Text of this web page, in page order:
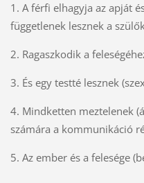
1. A férfi elhagyja az apját
függetlenek lesznek a
2. Ragaszkodik a
3. És egy testté lesznek
4. Mindketten meztelenek
számára a kommunikáció
5. Az ember és a felesége